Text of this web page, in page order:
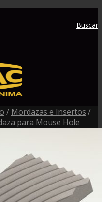
Buscar
/ Mordazas e Insertos /
para Mouse Hole